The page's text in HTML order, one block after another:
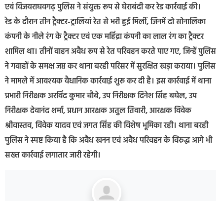
एवं विजयराघवगढ़ पुलिस ने संयुक्त रूप से घेराबंदी कर रेड कार्रवाई की।
रेड के दौरान तीन ट्रैक्टर-ट्रालियां रेत से भरी हुई मिलीं, जिनमें दो सोनालिका
कंपनी के नीले रंग के ट्रैक्टर एवं एक महिंद्रा कंपनी का लाल रंग का ट्रैक्टर
शामिल था। तीनों वाहन अवैध रूप से रेत परिवहन करते पाए गए, जिन्हें पुलिस
ने गवाहों के समक्ष जप्त कर थाना बरही परिसर में सुरक्षित खड़ा कराया। पुलिस
ने मामले में आवश्यक वैधानिक कार्रवाई शुरू कर दी है। इस कार्रवाई में थाना
प्रभारी निरीक्षक अरविंद कुमार चौबे, उप निरीक्षक दिनेश सिंह बघेल, उप
निरीक्षक देवानंद शर्मा, प्रधान आरक्षक अतुल तिवारी, आरक्षक विवेक
श्रीवास्तव, विवेक यादव एवं जगत सिंह की विशेष भूमिका रही। थाना बरही
पुलिस ने स्पष्ट किया है कि अवैध खनन एवं अवैध परिवहन के विरुद्ध आगे भी
सख्त कार्रवाई लगातार जारी रहेगी।